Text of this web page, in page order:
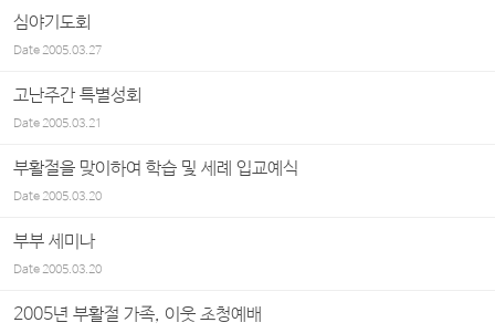
심야기도회
Date2005.03.27
고난주간 특별성회
Date2005.03.21
부활절을 맞이하여 학습 및 세례 입교예식
Date2005.03.20
부부 세미나
Date2005.03.20
2005년 부활절 가족, 이웃 초청예배